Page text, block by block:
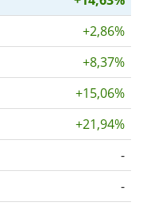
+2,86%
+8,37%
+15,06%
+21,94%
-
-